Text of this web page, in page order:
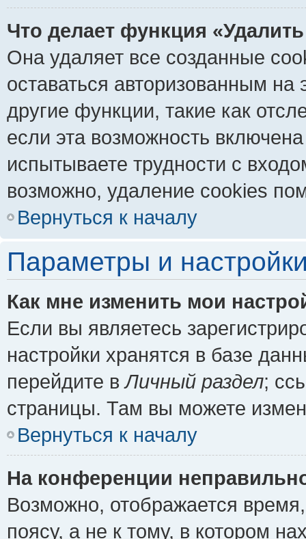
Что делает функция
Она удаляет все созданные
оставаться авторизованным
другие функции, такие как
если эта возможность
испытываете трудности с
возможно, удаление cookies
Вернуться к началу
Параметры и
Как мне изменить мои
Если вы являетесь
настройки хранятся в базе
перейдите вЛичный раздел;
страницы. Там вы можете
Вернуться к началу
На конференции
Возможно, отображается
поясу, а не к тому, в котором